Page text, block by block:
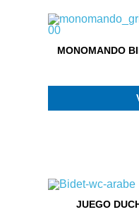
MONOMANDO
JUEGO